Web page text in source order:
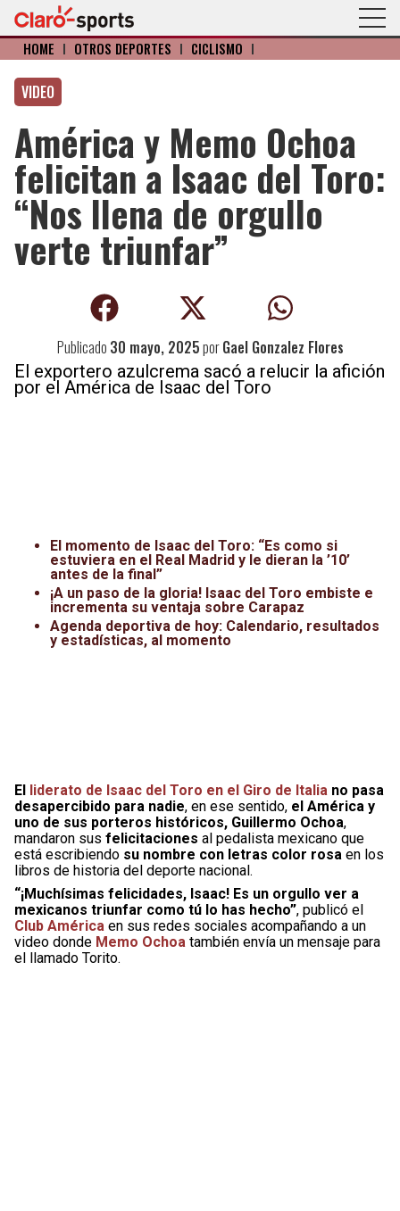
HOME I OTROS DEPORTES I CICLISMO I
VIDEO
América y Memo Ochoa
felicitan a Isaac del Toro:
“Nos llena de orgullo
verte triunfar”
Publicado 30 mayo, 2025porGael Gonzalez Flores
El exportero azulcrema sacó a relucir la afición
por el América de Isaac del Toro
El momento de Isaac del Toro: “Es como si
estuviera en el Real Madrid y le dieran la ’10’
antes de la final”
¡A un paso de la gloria! Isaac del Toro embiste e
incrementa su ventaja sobre Carapaz
Agenda deportiva de hoy: Calendario, resultados
y estadísticas, al momento
El liderato de Isaac del Toro en el Giro de Italia no pasa
desapercibido para nadie, en ese sentido, el América y
uno de sus porteros históricos, Guillermo Ochoa,
mandaron sus felicitaciones al pedalista mexicano que
está escribiendo su nombre con letras color rosa en los
libros de historia del deporte nacional.
“¡Muchísimas felicidades, Isaac! Es un orgullo ver a
mexicanos triunfar como tú lo has hecho”, publicó el
Club América en sus redes sociales acompañando a un
video donde Memo Ochoa también envía un mensaje para
el llamado Torito.